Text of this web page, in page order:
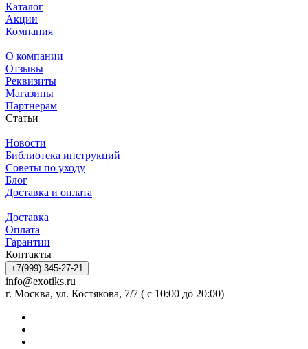
Каталог
Акции
Компания
О компании
Отзывы
Реквизиты
Магазины
Партнерам
Статьи
Новости
Библиотека инструкций
Советы по уходу
Блог
Доставка и оплата
Доставка
Оплата
Гарантии
Контакты
+7(999) 345-27-21
info@exotiks.ru
г. Москва, ул. Костякова, 7/7 ( с 10:00 до 20:00)